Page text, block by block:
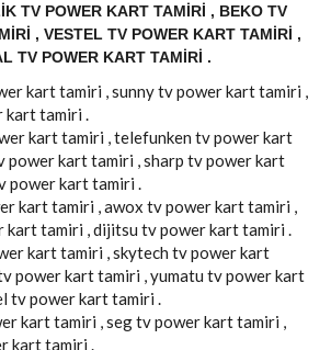
TV POWER KART TAMIRI , BEKO TV
, VESTEL TV POWER KART TAMIRI ,
TV POWER KART TAMIRI .
kart tamiri , sunny tv power kart tamiri ,
kart tamiri .
kart tamiri , telefunken tv power kart
power kart tamiri , sharp tv power kart
power kart tamiri .
kart tamiri , awox tv power kart tamiri ,
kart tamiri , dijitsu tv power kart tamiri .
kart tamiri , skytech tv power kart
power kart tamiri , yumatu tv power kart
tv power kart tamiri .
kart tamiri , seg tv power kart tamiri ,
kart tamiri .